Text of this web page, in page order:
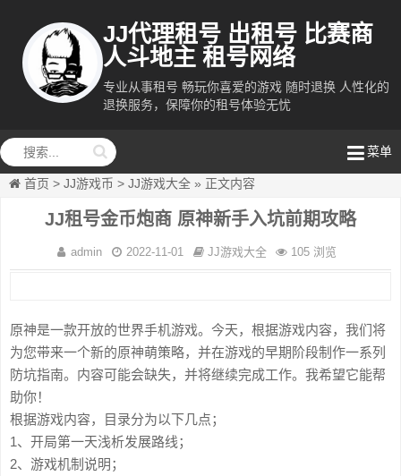
JJ代理租号 出租号 比赛商
人斗地主 租号网络
专业从事租号 畅玩你喜爱的游戏 随时退换 人性化的
退换服务，保障你的租号体验无忧
菜单
首页 > JJ游戏币 > JJ游戏大全 » 正文内容
JJ租号金币炮商 原神新手入坑前期攻略
admin 2022-11-01 JJ游戏大全 105 浏览
原神是一款开放的世界手机游戏。今天，根据游戏内容，我们将
为您带来一个新的原神萌策略，并在游戏的早期阶段制作一系列
防坑指南。内容可能会缺失，并将继续完成工作。我希望它能帮
助你！
根据游戏内容，目录分为以下几点；
1、开局第一天浅析发展路线；
2、游戏机制说明；